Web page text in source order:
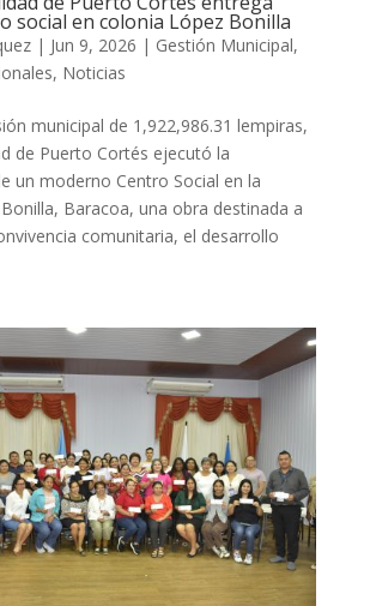
social en colonia López Bonilla
| Jun 9, 2026 | Gestión Municipal,
, Noticias
municipal de 1,922,986.31 lempiras,
de Puerto Cortés ejecutó la
un moderno Centro Social en la
Baracoa, una obra destinada a
comunitaria, el desarrollo